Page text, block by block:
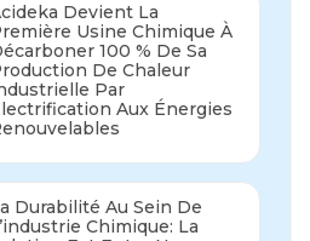
Devient La
Usine Chimique À
100 % De Sa
De Chaleur
Par
Aux Énergies
Durabilité Au Sein De
Chimique: La